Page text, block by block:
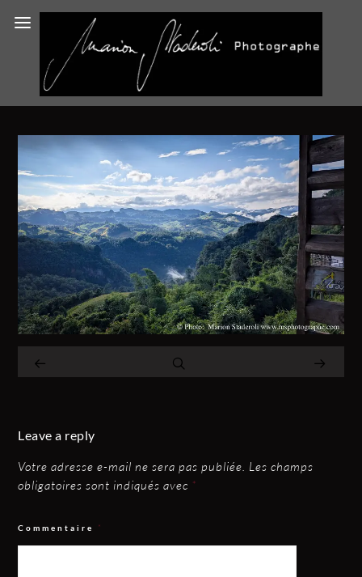
Leave a reply
Votre adresse e-mail ne sera pas publiée. Les champs
obligatoires sont indiqués avec *
Commentaire *